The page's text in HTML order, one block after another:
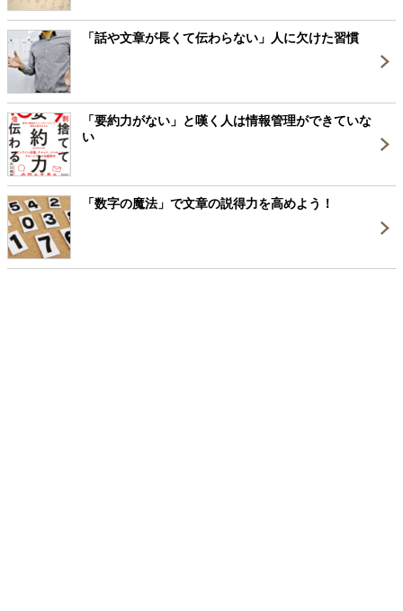
「話や文章が長くて伝わらない」人に欠けた習慣
「要約力がない」と嘆く人は情報管理ができていな
い
「数字の魔法」で文章の説得力を高めよう！